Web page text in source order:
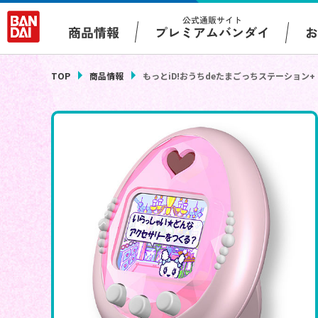
商品情報
公式通販サイト
プレミアムバンダイ
TOP 商品情報 もっとiD!おうちdeたまごっちステーション+